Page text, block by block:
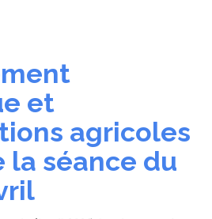
et
agricoles
séance du